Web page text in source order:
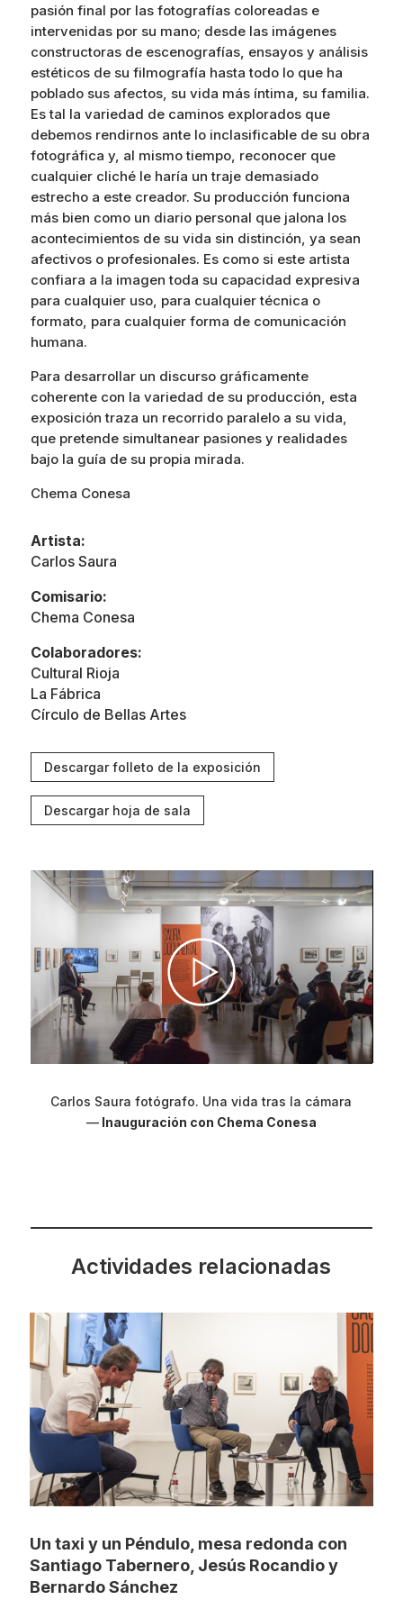
pasión final por las fotografías coloreadas e
intervenidas por su mano; desde las imágenes
constructoras de escenografías, ensayos y análisis
estéticos de su filmografía hasta todo lo que ha
poblado sus afectos, su vida más íntima, su familia.
Es tal la variedad de caminos explorados que
debemos rendirnos ante lo inclasificable de su obra
fotográfica y, al mismo tiempo, reconocer que
cualquier cliché le haría un traje demasiado
estrecho a este creador. Su producción funciona
más bien como un diario personal que jalona los
acontecimientos de su vida sin distinción, ya sean
afectivos o profesionales. Es como si este artista
confiara a la imagen toda su capacidad expresiva
para cualquier uso, para cualquier técnica o
formato, para cualquier forma de comunicación
humana.
Para desarrollar un discurso gráficamente
coherente con la variedad de su producción, esta
exposición traza un recorrido paralelo a su vida,
que pretende simultanear pasiones y realidades
bajo la guía de su propia mirada.
Chema Conesa
Artista:
Carlos Saura
Comisario:
Chema Conesa
Colaboradores:
Cultural Rioja
La Fábrica
Círculo de Bellas Artes
Descargar folleto de la exposición
Descargar hoja de sala
Carlos Saura fotógrafo. Una vida tras la cámara
—Inauguración con Chema Conesa
Actividades relacionadas
Un taxi y un Péndulo, mesa redonda con
Santiago Tabernero, Jesús Rocandio y
Bernardo Sánchez